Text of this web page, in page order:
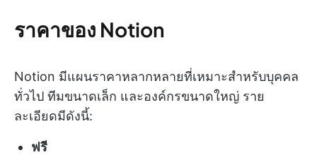
ราคาของ Notion
Notion มีแผนราคาหลากหลายที่เหมาะสำหรับบุคคล
ทั่วไป ทีมขนาดเล็ก และองค์กรขนาดใหญ่ ราย
ละเอียดมีดังนี้:
ฟรี